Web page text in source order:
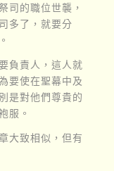
司的職位世襲，
多了，就要分
負責人，這人就
要使在聖幕中及
是對他們尊貴的
服。
大致相似，但有